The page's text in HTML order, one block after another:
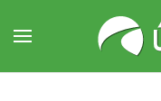
Fő tartalom